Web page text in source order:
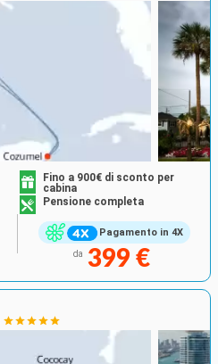
Pagamento in 4X
Fino a 900€ di sconto per
cabina
Pensione completa
da 399 €